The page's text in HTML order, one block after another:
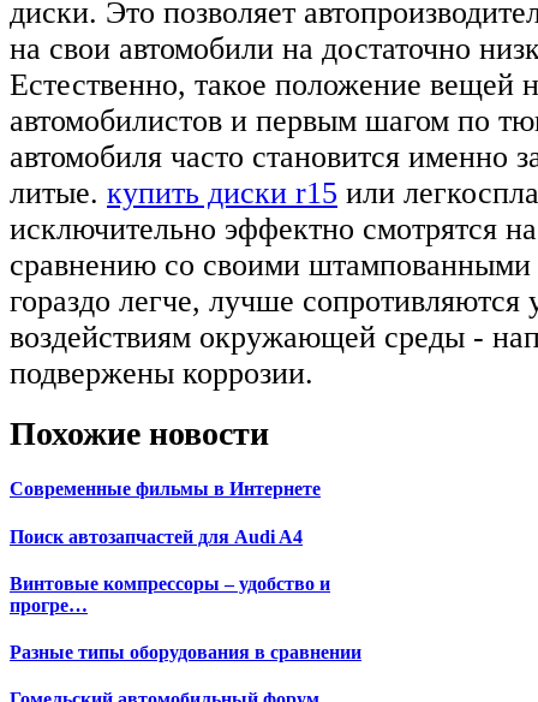
диски. Это позволяет
на свои автомобили на достаточно
Естественно, такое положение вещей
автомобилистов и первым шагом по
автомобиля часто становится именно
литые. купить диски r15 или
исключительно эффектно смотрятся
сравнению со своими штампованными
гораздо легче, лучше сопротивляются
воздействиям окружающей среды -
подвержены коррозии.
Похожие новости
Современные фильмы в Интернете
Поиск автозапчастей для Audi A4
Винтовые компрессоры – удобство и
прогре…
Разные типы оборудования в сравнении